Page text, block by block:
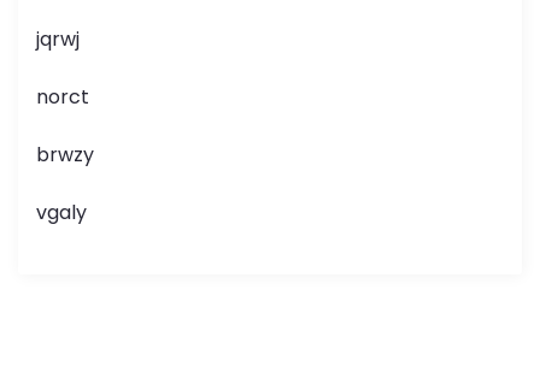
jqrwj
norct
brwzy
vgaly